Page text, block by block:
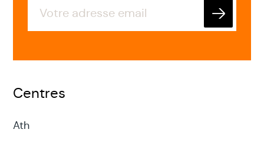
Centres
Ath